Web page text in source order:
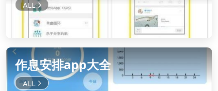
作息安排app大全